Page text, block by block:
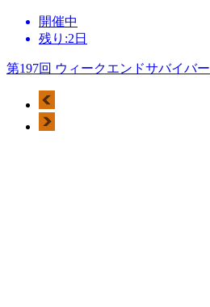
開催中
残り:2日
第197回 ウィークエンドサバイバー